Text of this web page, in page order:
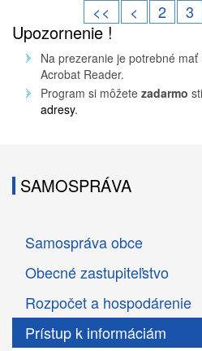
<< < 2 3
Upozornenie !
Na prezeranie je potrebné
Acrobat Reader.
Program si môžete zadarmo
adresy.
SAMOSPRÁVA
Samospráva obce
Obecné zastupiteľstvo
Rozpočet a hospodárenie
Prístup k informáciám